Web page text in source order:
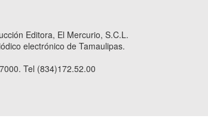
Editora, El Mercurio, S.C.L.
electrónico de Tamaulipas.
Tel (834)172.52.00